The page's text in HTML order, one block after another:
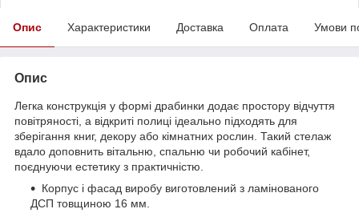
Опис Характеристики Доставка Оплата Умови
Опис
Легка конструкція у формі драбинки додає простору відчуття
повітряності, а відкриті полиці ідеально підходять для
зберігання книг, декору або кімнатних рослин. Такий стелаж
вдало доповнить вітальню, спальню чи робочий кабінет,
поєднуючи естетику з практичністю.
Корпус і фасад виробу виготовлений з ламінованого
ДСП товщиною 16 мм.